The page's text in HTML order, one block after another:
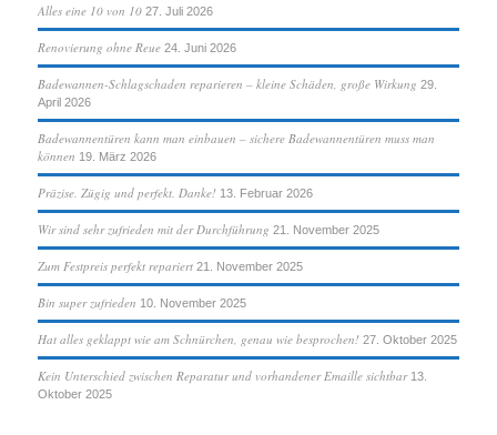
Alles eine 10 von 10 27. Juli 2026
Renovierung ohne Reue 24. Juni 2026
Badewannen-Schlagschaden reparieren – kleine Schäden, große Wirkung 29.
April 2026
Badewannentüren kann man einbauen – sichere Badewannentüren muss man
können 19. März 2026
Präzise. Zügig und perfekt. Danke! 13. Februar 2026
Wir sind sehr zufrieden mit der Durchführung 21. November 2025
Zum Festpreis perfekt repariert 21. November 2025
Bin super zufrieden 10. November 2025
Hat alles geklappt wie am Schnürchen, genau wie besprochen! 27. Oktober 2025
Kein Unterschied zwischen Reparatur und vorhandener Emaille sichtbar 13.
Oktober 2025